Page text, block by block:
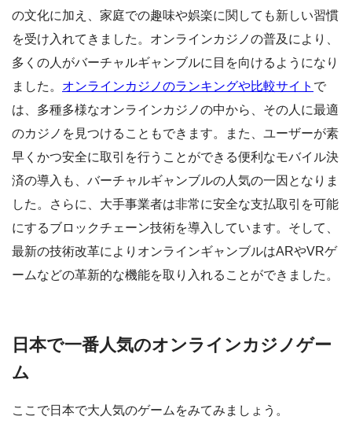
の文化に加え、家庭での趣味や娯楽に関しても新しい習慣
を受け入れてきました。オンラインカジノの普及により、
多くの人がバーチャルギャンブルに目を向けるようになり
ました。 オンラインカジノのランキングや比較サイト で
は、多種多様なオンラインカジノの中から、その人に最適
のカジノを見つけることもできます。また、ユーザーが素
早くかつ安全に取引を行うことができる便利なモバイル決
済の導入も、バーチャルギャンブルの人気の一因となりま
した。さらに、大手事業者は非常に安全な支払取引を可能
にするブロックチェーン技術を導入しています。そして、
最新の技術改革によりオンラインギャンブルはARやVRゲ
ームなどの革新的な機能を取り入れることができました。
日本で一番人気のオンラインカジノゲー
ム
ここで日本で大人気のゲームをみてみましょう。